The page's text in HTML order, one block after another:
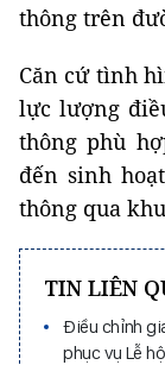
thông trên
Căn cứ tình
lực lượng
thông phù
đến sinh
thông qua
TIN LIÊN
Điều chỉnh
phục vụ Lễ